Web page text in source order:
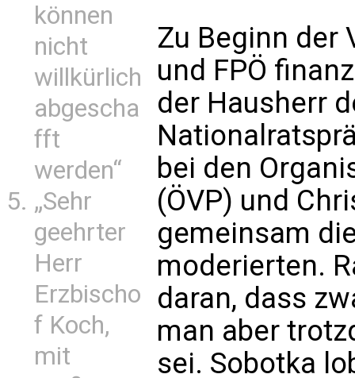
können
nicht
willkürlich
abgescha
fft
werden“
„Sehr
geehrter
Herr
Erzbischo
f Koch,
mit
Zu Beginn der
und FPÖ
der Hausherr
bei den
(ÖVP) und
gemeinsam
moderierten.
daran, dass
man aber
sei. Sobotka